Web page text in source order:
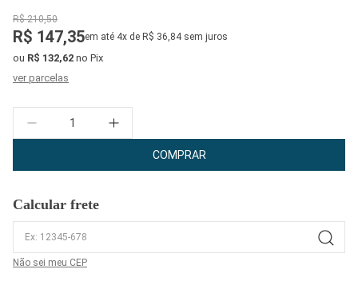
R$ 210,50
R$ 147,35em até 4x de R$ 36,84 sem juros
ou R$ 132,62 no Pix
ver parcelas
Quantidade
COMPRAR
Calcular frete
Não sei meu CEP